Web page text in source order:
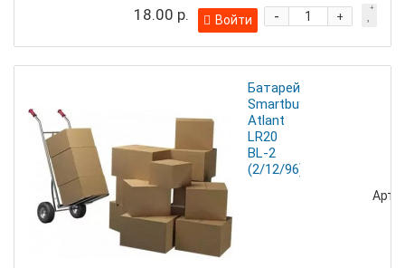
18.00 р. +
-
Войти
Батарейка
Smartbuy
Atlant
LR20
BL-2
(2/12/96)